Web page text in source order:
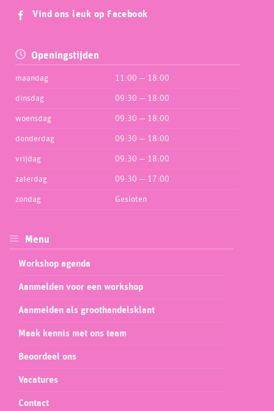
Vind ons leuk op Facebook
Openingstijden
maandag 11:00 — 18:00
dinsdag 09:30 — 18:00
woensdag 09:30 — 18:00
donderdag 09:30 — 18:00
vrijdag 09:30 — 18:00
zaterdag 09:30 — 17:00
zondag Gesloten
Menu
Workshop agenda
Aanmelden voor een workshop
Aanmelden als groothandelsklant
Maak kennis met ons team
Beoordeel ons
Vacatures
Contact